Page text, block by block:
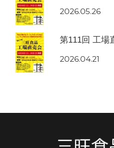
2026.05.26
第111回 工場
2026.04.21